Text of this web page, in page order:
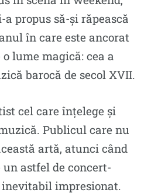
a propus să-și răpească
în care este ancorat
lume magică: cea a
barocă de secol XVII.
cel care înțelege și
Publicul care nu
artă, atunci când
astfel de concert-
inevitabil impresionat.